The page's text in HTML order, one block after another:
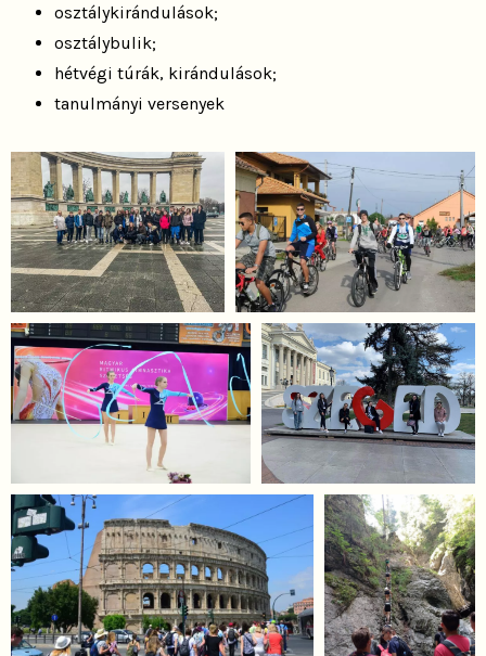
osztálykirándulások;
osztálybulik;
hétvégi túrák, kirándulások;
tanulmányi versenyek